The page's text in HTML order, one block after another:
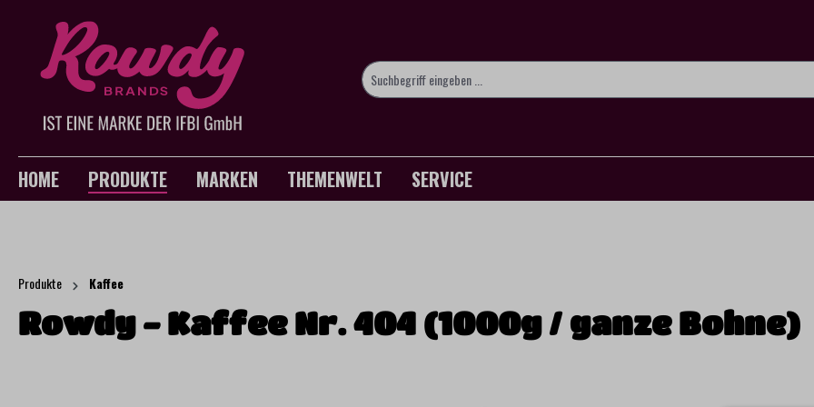
Zur Hauptnavigation springen
HOME PRODUKTE MARKEN THEMENWELT SERVICE
Produkte Kaffee
Rowdy - Kaffee Nr. 404 (1000g / ganze Bohne)